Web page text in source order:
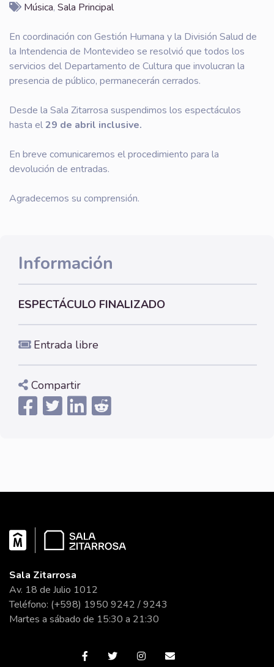
Música, Sala Principal
En coordinación con Gestión Humana y la División Salud de
la Intendencia de Montevideo se resolvió que todos los
servicios del Departamento de Cultura que involucran la
presencia de público, permanecerán cerrados.
Desde la Sala Zitarrosa suspendimos los espectáculos
hasta el29 de abril inclusive.
En breve comunicaremos el procedimiento para la
devolución de entradas.
Agradecemos su comprensión.
Información
ESPECTÁCULO FINALIZADO
Entrada libre
Compartir
Sala Zitarrosa
Av. 18 de Julio 1012
Teléfono: (+598) 1950 9242 / 9243
Martes a sábado de 15:30 a 21:30